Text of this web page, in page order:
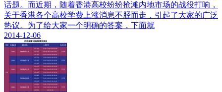
话题。而近期，随着香港高校纷纷抢滩内地市场的战役打响，
关于香港各个高校学费上涨消息不胫而走，引起了大家的广泛
热议。为了给大家一个明确的答案，下面就
2014-12-06